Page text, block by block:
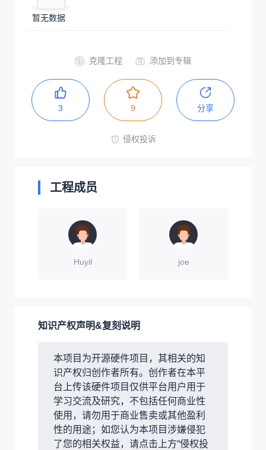
暂无数据
克隆工程 添加到专辑
3 9 分享
侵权投诉
工程成员
Huyil joe
知识产权声明&复刻说明
本项目为开源硬件项目，其相关的知
识产权归创作者所有。创作者在本平
台上传该硬件项目仅供平台用户用于
学习交流及研究，不包括任何商业性
使用，请勿用于商业售卖或其他盈利
性的用途；如您认为本项目涉嫌侵犯
了您的相关权益，请点击上方“侵权投